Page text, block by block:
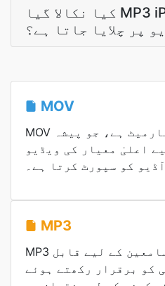
کیا نکالا گیا MP3 iPhone / Android /
پر چلایا جاتا ہے؟
MOV
MOV ایپل کا کوئیک ٹائم فارمیٹ ہے، جو پیشہ
اعلیٰ معیار کی ویڈیو
کو سپورٹ کرتا ہے۔
MP3
MP3 فائلیں زیادہ تر سامعین کے لیے قابل
کو برقرار رکھتے ہوئے